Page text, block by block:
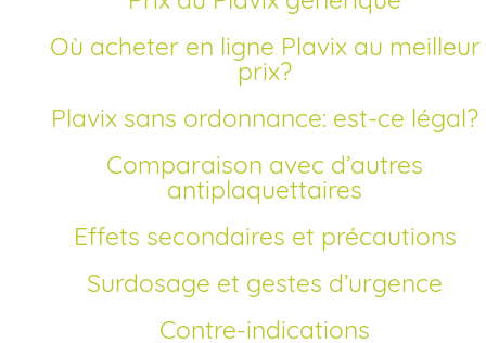
Où acheter en ligne Plavix au meilleur
prix?
Plavix sans ordonnance: est-ce légal?
Comparaison avec d’autres
antiplaquettaires
Effets secondaires et précautions
Surdosage et gestes d’urgence
Contre-indications